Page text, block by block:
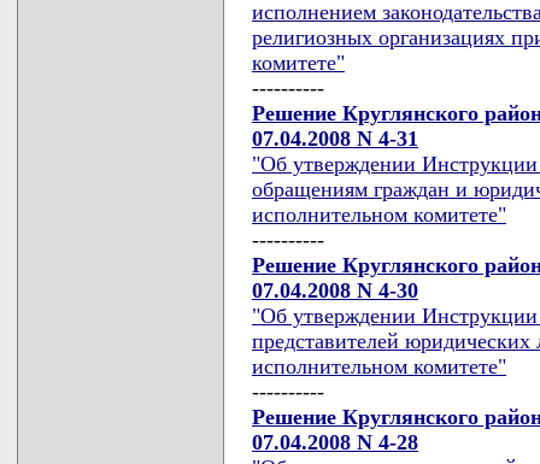
исполнением
религиозных организациях
комитете"
----------
Решение Круглянского
07.04.2008 N 4-31
"Об утверждении Инструкции
обращениям граждан и
исполнительном комитете"
----------
Решение Круглянского
07.04.2008 N 4-30
"Об утверждении
представителей
исполнительном комитете"
----------
Решение Круглянского
07.04.2008 N 4-28